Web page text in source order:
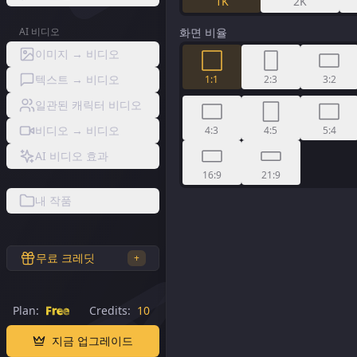
AI 비디오
이미지 → 비디오
텍스트 → 비디오
일관된 캐릭터 비디오
비디오 → 비디오
AI 비디오 효과
내 작품
무료 크레딧 +
Plan: Free Credits: 10
지금 업그레이드
화면 비율
1:1 2:3 3:2
4:3 4:5 5:4
16:9 21:9